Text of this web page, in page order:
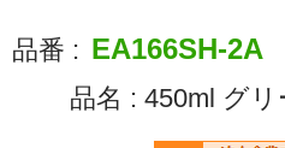
品番 : EA166SH-2A
品名 : 450ml グリ